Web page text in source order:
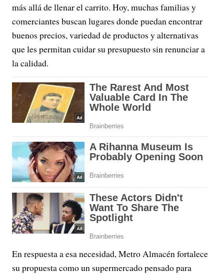
más allá de llenar el carrito. Hoy, muchas familias y
comerciantes buscan lugares donde puedan encontrar
buenos precios, variedad de productos y alternativas
que les permitan cuidar su presupuesto sin renunciar a
la calidad.
En respuesta a esa necesidad, Metro Almacén fortalece
su propuesta como un supermercado pensado para